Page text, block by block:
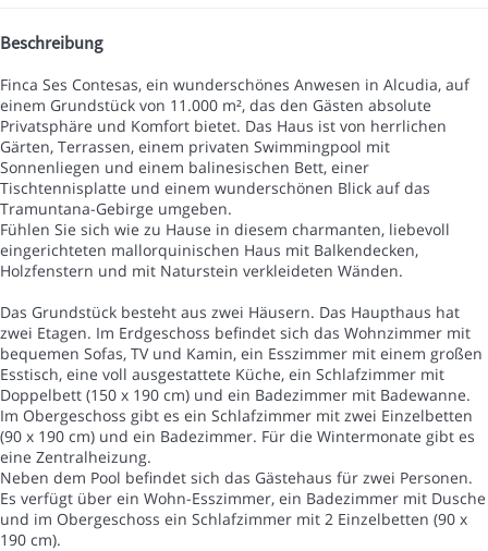
Beschreibung
Finca Ses Contesas, ein wunderschönes Anwesen in Alcudia, auf
einem Grundstück von 11.000 m², das den Gästen absolute
Privatsphäre und Komfort bietet. Das Haus ist von herrlichen
Gärten, Terrassen, einem privaten Swimmingpool mit
Sonnenliegen und einem balinesischen Bett, einer
Tischtennisplatte und einem wunderschönen Blick auf das
Tramuntana-Gebirge umgeben.
Fühlen Sie sich wie zu Hause in diesem charmanten, liebevoll
eingerichteten mallorquinischen Haus mit Balkendecken,
Holzfenstern und mit Naturstein verkleideten Wänden.
Das Grundstück besteht aus zwei Häusern. Das Haupthaus hat
zwei Etagen. Im Erdgeschoss befindet sich das Wohnzimmer mit
bequemen Sofas, TV und Kamin, ein Esszimmer mit einem großen
Esstisch, eine voll ausgestattete Küche, ein Schlafzimmer mit
Doppelbett (150 x 190 cm) und ein Badezimmer mit Badewanne.
Im Obergeschoss gibt es ein Schlafzimmer mit zwei Einzelbetten
(90 x 190 cm) und ein Badezimmer. Für die Wintermonate gibt es
eine Zentralheizung.
Neben dem Pool befindet sich das Gästehaus für zwei Personen.
Es verfügt über ein Wohn-Esszimmer, ein Badezimmer mit Dusche
und im Obergeschoss ein Schlafzimmer mit 2 Einzelbetten (90 x
190 cm).